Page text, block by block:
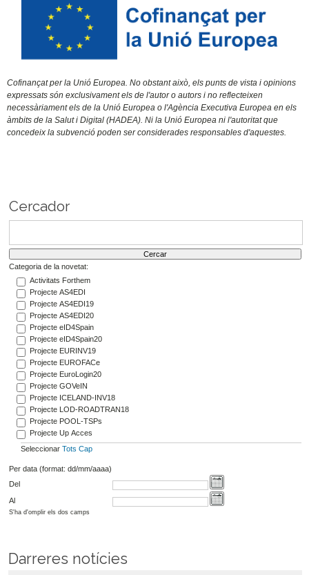
Cofinançat per la Unió Europea. No obstant això, els punts de vista i opinions
expressats són exclusivament els de l'autor o autors i no reflecteixen
necessàriament els de la Unió Europea o l'Agència Executiva Europea en els
àmbits de la Salut i Digital (HADEA). Ni la Unió Europea ni l'autoritat que
concedeix la subvenció poden ser considerades responsables d'aquestes.
Cercador
Categoria de la novetat:
Activitats Forthem
Projecte AS4EDI
Projecte AS4EDI19
Projecte AS4EDI20
Projecte eID4Spain
Projecte eID4Spain20
Projecte EURINV19
Projecte EUROFACe
Projecte EuroLogin20
Projecte GOVeIN
Projecte ICELAND-INV18
Projecte LOD-ROADTRAN18
Projecte POOL-TSPs
Projecte Up Acces
Seleccionar Tots Cap
Per data (format: dd/mm/aaaa)
Del
Al
S'ha d'omplir els dos camps
Darreres notícies